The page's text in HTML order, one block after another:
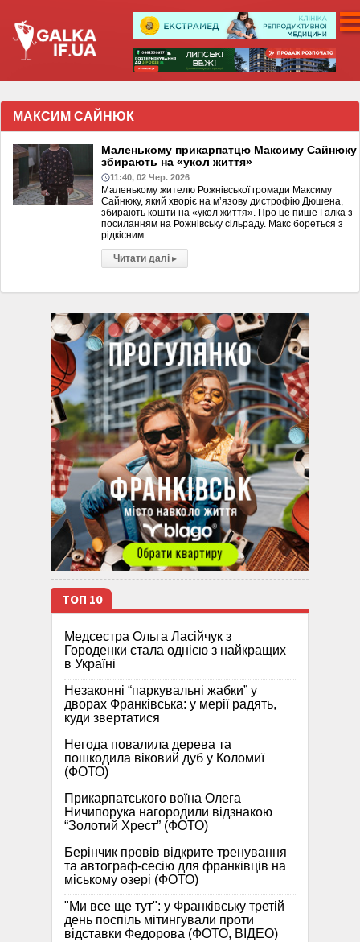
МАКСИМ САЙНЮК
Маленькому прикарпатцю Максиму Сайнюку
збирають на «укол життя»
11:40, 02 Чер. 2026
Маленькому жителю Рожнівської громади Максиму
Сайнюку, який хворіє на мʼязову дистрофію Дюшена,
збирають кошти на «укол життя». Про це пише Галка з
посиланням на Рожнівську сільраду. Макс бореться з
рідкісним…
Читати далі ▸
ТОП 10
Медсестра Ольга Ласійчук з
Городенки стала однією з найкращих
в Україні
Незаконні “паркувальні жабки” у
дворах Франківська: у мерії радять,
куди звертатися
Негода повалила дерева та
пошкодила віковий дуб у Коломиї
(ФОТО)
Прикарпатського воїна Олега
Ничипорука нагородили відзнакою
“Золотий Хрест” (ФОТО)
Берінчик провів відкрите тренування
та автограф-сесію для франківців на
міському озері (ФОТО)
"Ми все ще тут": у Франківську третій
день поспіль мітингували проти
відставки Федорова (ФОТО, ВІДЕО)